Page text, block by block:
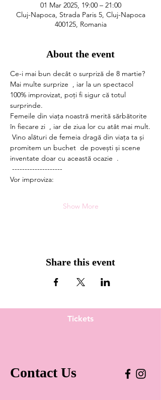
01 Mar 2025, 19:00 – 21:00
Cluj-Napoca, Strada Paris 5, Cluj-Napoca
400125, Romania
About the event
Ce-i mai bun decât o surpriză de 8 martie?
Mai multe surprize  , iar la un spectacol
100% improvizat, poți fi sigur că totul
surprinde.
Femeile din viața noastră merită sărbătorite
în fiecare zi  , iar de ziua lor cu atât mai mult.
promitem un buchet  de povești și scene
inventate doar cu această ocazie  .
--------------------
Vor improviza:
Show More
Share this event
Tickets
Contact Us